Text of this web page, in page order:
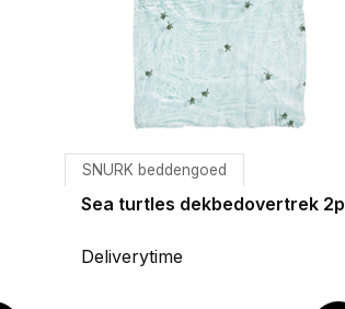
SNURK beddengoed
Sea turtles dekbedovertrek 2p
Deliverytime